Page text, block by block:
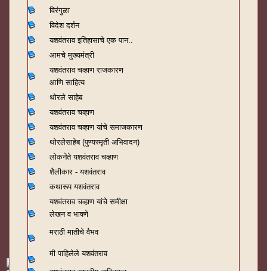
विरंगुळा
विदेश दर्शन
यशवंतराव इतिहासाचे एक पान..
आमचे मुख्यमंत्री
यशवंतराव चव्हाण राजकारण
आणि साहित्य
थोरले साहेब
यशवंतराव चव्हाण
यशवंतराव चव्हाण यांचे समाजकारण
थोरलेसाहेब (पुण्यस्मृती अभिवादन)
लोकनेते यशवंतराव चव्हाण
शैलीकार - यशवंतराव
कथारूप यशवंतराव
यशवंतराव चव्हाण यांचे समीक्षा
लेखन व भाषणे
मराठी मातीचे वैभव
मी पाहिलेले यशवंतराव